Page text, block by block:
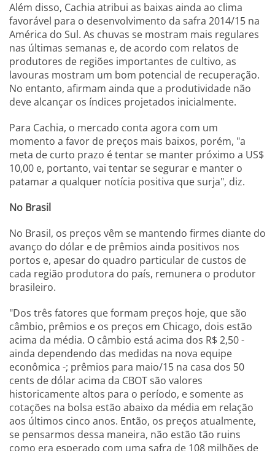
Além disso, Cachia atribui as baixas ainda ao clima
favorável para o desenvolvimento da safra 2014/15 na
América do Sul. As chuvas se mostram mais regulares
nas últimas semanas e, de acordo com relatos de
produtores de regiões importantes de cultivo, as
lavouras mostram um bom potencial de recuperação.
No entanto, afirmam ainda que a produtividade não
deve alcançar os índices projetados inicialmente.
Para Cachia, o mercado conta agora com um
momento a favor de preços mais baixos, porém, "a
meta de curto prazo é tentar se manter próximo a US$
10,00 e, portanto, vai tentar se segurar e manter o
patamar a qualquer notícia positiva que surja", diz.
No Brasil
No Brasil, os preços vêm se mantendo firmes diante do
avanço do dólar e de prêmios ainda positivos nos
portos e, apesar do quadro particular de custos de
cada região produtora do país, remunera o produtor
brasileiro.
"Dos três fatores que formam preços hoje, que são
câmbio, prêmios e os preços em Chicago, dois estão
acima da média. O câmbio está acima dos R$ 2,50 -
ainda dependendo das medidas na nova equipe
econômica -; prêmios para maio/15 na casa dos 50
cents de dólar acima da CBOT são valores
historicamente altos para o período, e somente as
cotações na bolsa estão abaixo da média em relação
aos últimos cinco anos. Então, os preços atualmente,
se pensarmos dessa maneira, não estão tão ruins
como era esperado com uma safra de 108 milhões de